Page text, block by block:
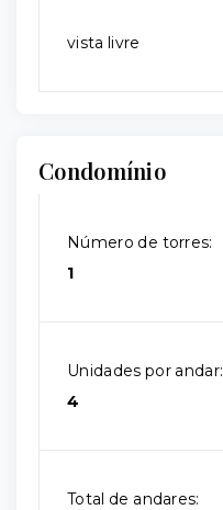
vista livre
Condomínio
Número de torres:
1
Unidades por andar:
4
Total de andares: